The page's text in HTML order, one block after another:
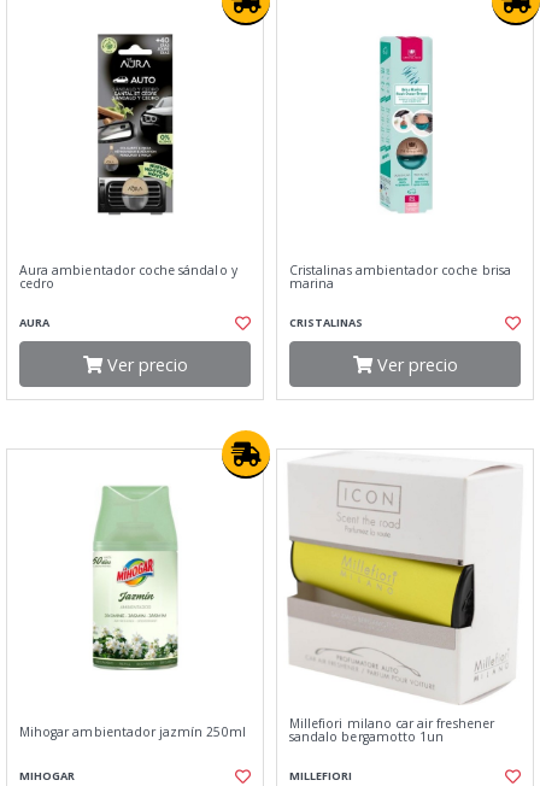
Aura ambientador coche sándalo y
cedro
AURA
Ver precio
Cristalinas ambientador coche brisa
marina
CRISTALINAS
Ver precio
Mihogar ambientador jazmín 250ml
MIHOGAR
Millefiori milano car air freshener
sandalo bergamotto 1un
MILLEFIORI